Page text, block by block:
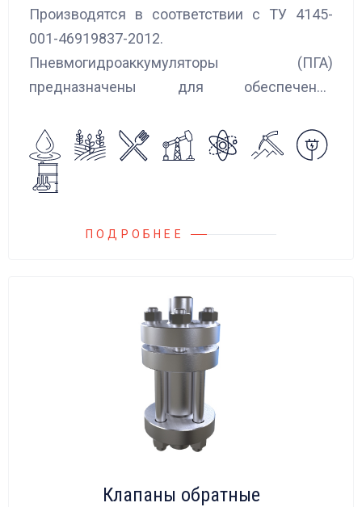
Производятся в соответствии с ТУ 4145-
001-46919837-2012.
Пневмогидроаккумуляторы (ПГА)
предназначены для обеспечения
колебаний потока жидкости, возникающих в
гидравлических системах.
ПОДРОБНЕЕ
Клапаны обратные